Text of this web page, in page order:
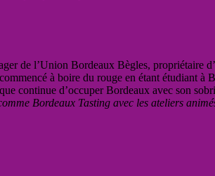
de l’Union Bordeaux Bègles, propriétaire
à boire du rouge en étant étudiant à
continue d’occuper Bordeaux avec son
Bordeaux Tasting avec les ateliers